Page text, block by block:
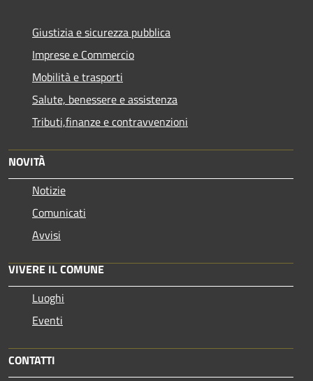
Giustizia e sicurezza pubblica
Imprese e Commercio
Mobilità e trasporti
Salute, benessere e assistenza
Tributi,finanze e contravvenzioni
NOVITÀ
Notizie
Comunicati
Avvisi
VIVERE IL COMUNE
Luoghi
Eventi
CONTATTI